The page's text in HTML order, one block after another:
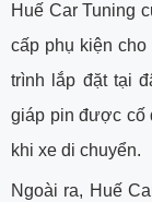
Huế Car Tuning
cấp phụ kiện
trình lắp đặt tại
giáp pin được cố
khi xe di chuyển.
Ngoài ra, Huế